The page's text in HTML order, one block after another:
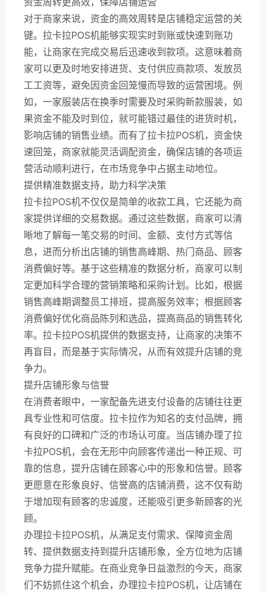
对于商家来说，资金的高效周转是店铺稳定运营的关
键。拉卡拉POS机能够实现实时到账或快速到账功
能，让商家在完成交易后迅速收到款项。这意味着商
家可以更及时地安排进货、支付供应商款项、发放员
工工资等，避免因资金回笼慢而导致的运营困境。例
如，一家服装店在换季时需要及时采购新款服装，如
果资金不能及时到位，就可能错过最佳的进货时机，
影响店铺的销售业绩。而有了拉卡拉POS机，资金快
速回笼，商家就能灵活调配资金，确保店铺的各项运
营活动顺利进行，在市场竞争中占据主动地位。
提供精准数据支持，助力科学决策
拉卡拉POS机不仅仅是简单的收款工具，它还能为商
家提供详细的交易数据。通过这些数据，商家可以清
晰地了解每一笔交易的时间、金额、支付方式等信
息，进而分析出店铺的销售高峰期、热门商品、顾客
消费偏好等。基于这些精准的数据分析，商家可以制
定更加科学合理的营销策略和采购计划。比如，根据
销售高峰期调整员工排班，提高服务效率；根据顾客
消费偏好优化商品陈列和选品，提高商品的销售转化
率。拉卡拉POS机提供的数据支持，让商家的决策不
再盲目，而是基于实际情况，从而有效提升店铺的竞
争力。
提升店铺形象与信誉
在消费者眼中，一家配备先进支付设备的店铺往往更
具专业性和可信度。拉卡拉作为知名的支付品牌，拥
有良好的口碑和广泛的市场认可度。当店铺办理了拉
卡拉POS机，会在无形中向顾客传递出一种正规、可
靠的信息，提升店铺在顾客心中的形象和信誉。顾客
更愿意在形象良好、信誉高的店铺消费，这不仅有助
于增加现有顾客的忠诚度，还能吸引更多新顾客的光
顾。
办理拉卡拉POS机，从满足支付需求、保障资金周
转、提供数据支持到提升店铺形象，全方位地为店铺
竞争力提升赋能。在商业竞争日益激烈的今天，商家
们不妨抓住这个机会，办理拉卡拉POS机，让店铺在